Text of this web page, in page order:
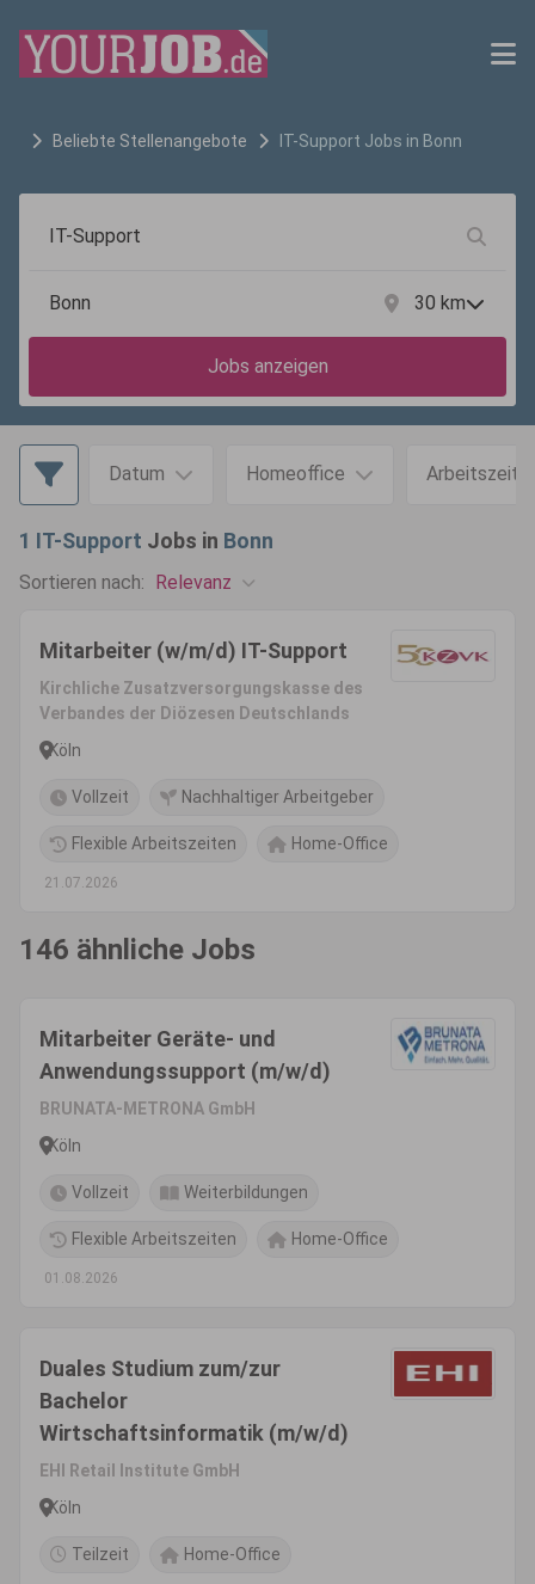
Beliebte Stellenangebote IT-Support Jobs in Bonn
30 km
Jobs anzeigen
Datum Homeoffice Arbeitszeit
1 IT-Support Jobs in Bonn
Sortieren nach: Relevanz
Mitarbeiter (w/m/d) IT-Support
Kirchliche Zusatzversorgungskasse des
Verbandes der Diözesen Deutschlands
Köln
Vollzeit Nachhaltiger Arbeitgeber
Flexible Arbeitszeiten Home-Office
21.07.2026
146 ähnliche Jobs
Mitarbeiter Geräte- und
Anwendungssupport (m/w/d)
BRUNATA-METRONA GmbH
Köln
Vollzeit Weiterbildungen
Flexible Arbeitszeiten Home-Office
01.08.2026
Duales Studium zum/zur
Bachelor
Wirtschaftsinformatik (m/w/d)
EHI Retail Institute GmbH
Köln
Teilzeit Home-Office